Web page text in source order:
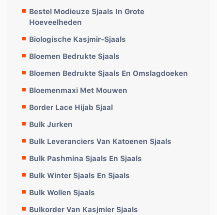
Bestel Modieuze Sjaals In Grote
Hoeveelheden
Biologische Kasjmir-Sjaals
Bloemen Bedrukte Sjaals
Bloemen Bedrukte Sjaals En Omslagdoeken
Bloemenmaxi Met Mouwen
Border Lace Hijab Sjaal
Bulk Jurken
Bulk Leveranciers Van Katoenen Sjaals
Bulk Pashmina Sjaals En Sjaals
Bulk Winter Sjaals En Sjaals
Bulk Wollen Sjaals
Bulkorder Van Kasjmier Sjaals